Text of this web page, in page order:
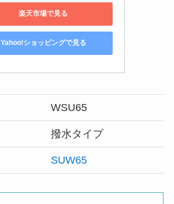
楽天市場で見る
Yahoo!ショッピングで見る
WSU65
撥水タイプ
SUW65